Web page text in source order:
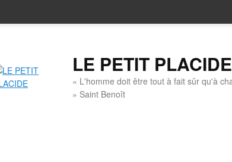
LE PETIT PLACIDE
« L'homme doit être tout à fait sûr qu'à
» Saint Benoît